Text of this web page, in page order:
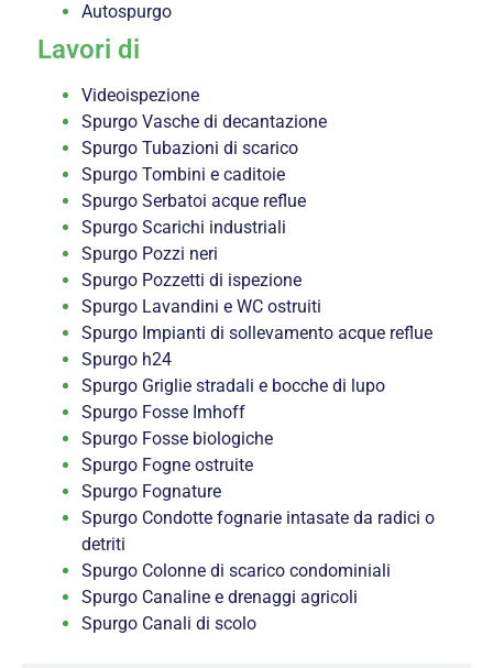
Autospurgo
Lavori di
Videoispezione
Spurgo Vasche di decantazione
Spurgo Tubazioni di scarico
Spurgo Tombini e caditoie
Spurgo Serbatoi acque reflue
Spurgo Scarichi industriali
Spurgo Pozzi neri
Spurgo Pozzetti di ispezione
Spurgo Lavandini e WC ostruiti
Spurgo Impianti di sollevamento acque reflue
Spurgo h24
Spurgo Griglie stradali e bocche di lupo
Spurgo Fosse Imhoff
Spurgo Fosse biologiche
Spurgo Fogne ostruite
Spurgo Fognature
Spurgo Condotte fognarie intasate da radici o
detriti
Spurgo Colonne di scarico condominiali
Spurgo Canaline e drenaggi agricoli
Spurgo Canali di scolo